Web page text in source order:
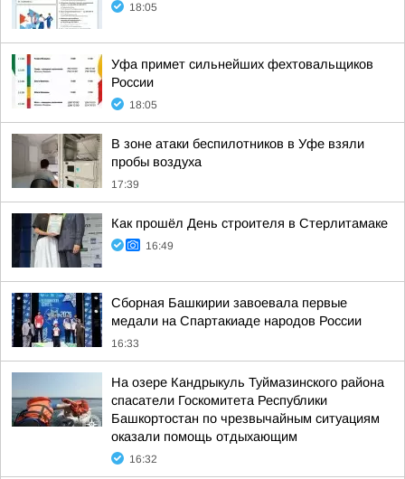
18:05
Уфа примет сильнейших фехтовальщиков
России
18:05
В зоне атаки беспилотников в Уфе взяли
пробы воздуха
17:39
Как прошёл День строителя в Стерлитамаке
16:49
Сборная Башкирии завоевала первые
медали на Спартакиаде народов России
16:33
На озере Кандрыкуль Туймазинского района
спасатели Госкомитета Республики
Башкортостан по чрезвычайным ситуациям
оказали помощь отдыхающим
16:32